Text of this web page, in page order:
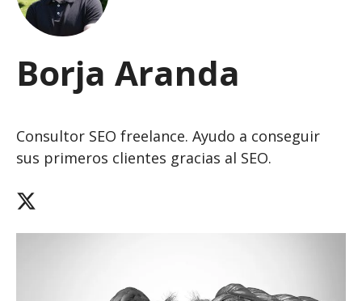
Borja Aranda
Consultor SEO freelance. Ayudo a conseguir
sus primeros clientes gracias al SEO.